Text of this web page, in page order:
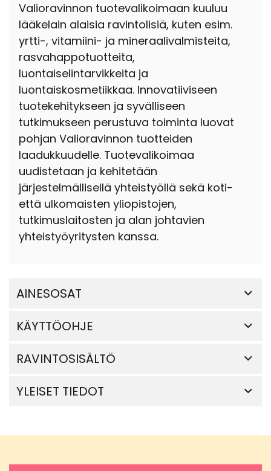
Valioravinnon tuotevalikoimaan kuuluu
lääkelain alaisia ravintolisiä, kuten esim.
yrtti-, vitamiini- ja mineraalivalmisteita,
rasvahappotuotteita,
luontaiselintarvikkeita ja
luontaiskosmetiikkaa. Innovatiiviseen
tuotekehitykseen ja syvälliseen
tutkimukseen perustuva toiminta luovat
pohjan Valioravinnon tuotteiden
laadukkuudelle. Tuotevalikoimaa
uudistetaan ja kehitetään
järjestelmällisellä yhteistyöllä sekä koti-
että ulkomaisten yliopistojen,
tutkimuslaitosten ja alan johtavien
yhteistyöyritysten kanssa.
AINESOSAT
KÄYTTÖOHJE
RAVINTOSISÄLTÖ
YLEISET TIEDOT